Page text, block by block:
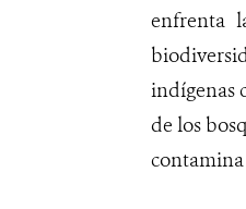
enfrenta
indígenas
de los
contamina